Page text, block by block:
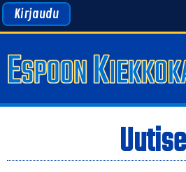
Kirjaudu